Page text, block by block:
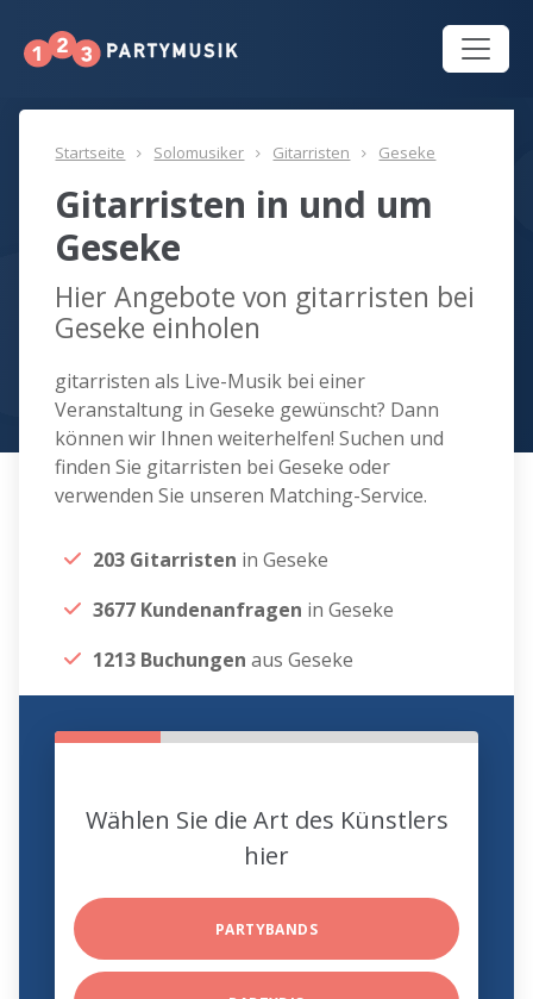
Startseite Solomusiker Gitarristen Geseke
Gitarristen in und um
Geseke
Hier Angebote von gitarristen bei
Geseke einholen
gitarristen als Live-Musik bei einer
Veranstaltung in Geseke gewünscht? Dann
können wir Ihnen weiterhelfen! Suchen und
finden Sie gitarristen bei Geseke oder
verwenden Sie unseren Matching-Service.
203 Gitarristen in Geseke
3677 Kundenanfragen in Geseke
1213 Buchungen aus Geseke
Wählen Sie die Art des Künstlers
hier
PARTYBANDS